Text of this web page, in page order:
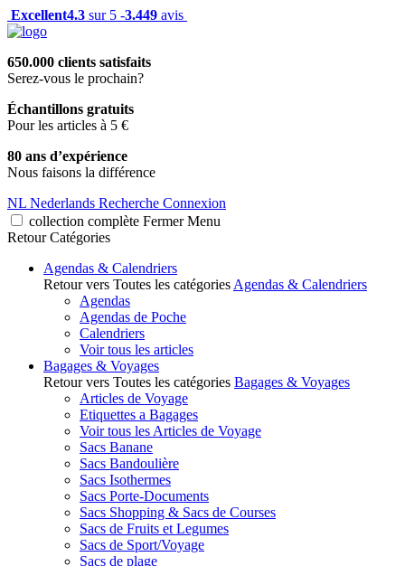
Excellent4.3 sur 5 -3.449 avis
650.000 clients satisfaits
Serez-vous le prochain?
Échantillons gratuits
Pour les articles à 5 €
80 ans d’expérience
Nous faisons la différence
NL Nederlands Recherche Connexion
collection complète Fermer Menu
Retour Catégories
Agendas & Calendriers
Retour vers Toutes les catégories Agendas & Calendriers
Agendas
Agendas de Poche
Calendriers
Voir tous les articles
Bagages & Voyages
Retour vers Toutes les catégories Bagages & Voyages
Articles de Voyage
Etiquettes a Bagages
Voir tous les Articles de Voyage
Sacs Banane
Sacs Bandoulière
Sacs Isothermes
Sacs Porte-Documents
Sacs Shopping & Sacs de Courses
Sacs de Fruits et Legumes
Sacs de Sport/Voyage
Sacs de plage